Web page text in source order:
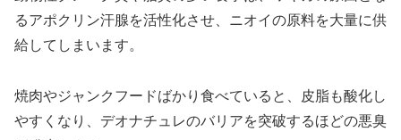
るアポクリン汗腺を活性化させ、ニオイの原料を大量に供
給してしまいます。
焼肉やジャンクフードばかり食べていると、皮脂も酸化し
やすくなり、デオナチュレのバリアを突破するほどの悪臭